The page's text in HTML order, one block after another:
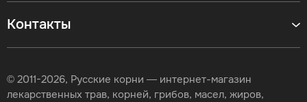
Контакты
© 2011-2026, Русские корни — интернет-магазин
лекарственных трав, корней, грибов, масел, жиров,